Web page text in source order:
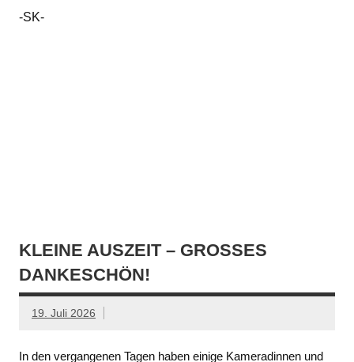
-SK-
KLEINE AUSZEIT – GROSSES D
ANKESCHÖN!
19. Juli 2026
In den vergangenen Tagen haben einige Kameradinnen und